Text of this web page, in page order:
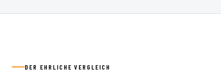
DER EHRLICHE VERGLEICH